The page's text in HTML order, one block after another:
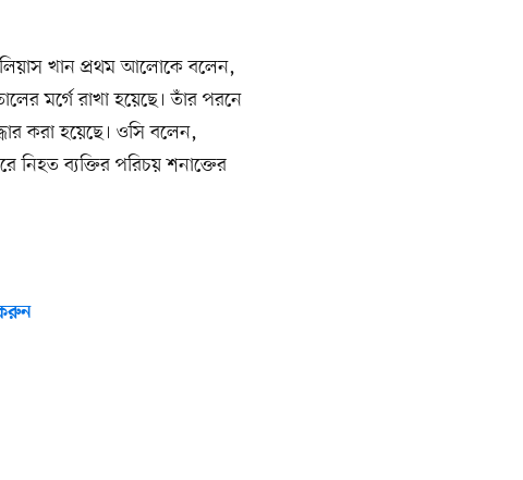
খান প্রথম আলোকে বলেন,
মর্গে রাখা হয়েছে। তাঁর পরনে
করা হয়েছে। ওসি বলেন,
নিহত ব্যক্তির পরিচয় শনাক্তের